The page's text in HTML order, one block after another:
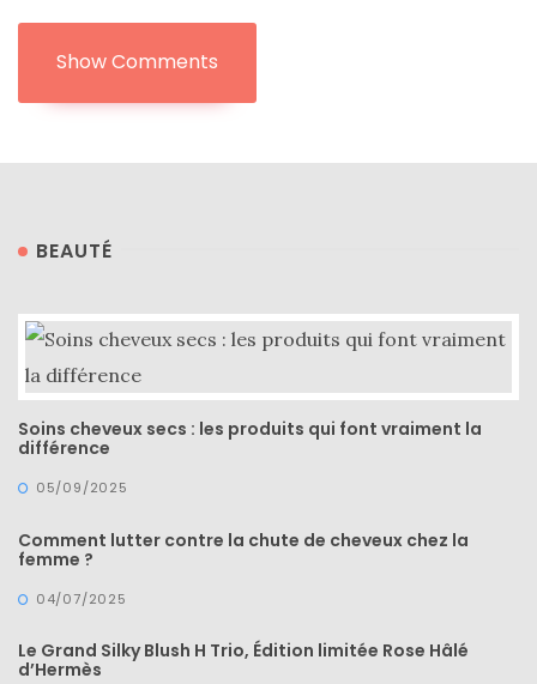
Show Comments
BEAUTÉ
Soins cheveux secs : les produits qui font vraiment la
différence
05/09/2025
Comment lutter contre la chute de cheveux chez la
femme ?
04/07/2025
Le Grand Silky Blush H Trio, Édition limitée Rose Hâlé
d’Hermès